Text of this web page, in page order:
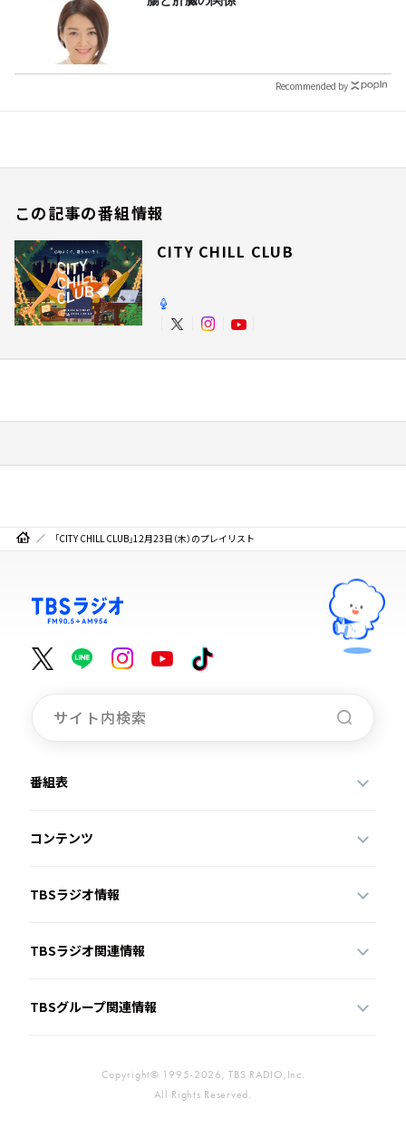
Recommended by
この記事の番組情報
CITY CHILL CLUB
「CITY CHILL CLUB」12月23日（木）のプレイリスト
番組表
コンテンツ
TBSラジオ情報
TBSラジオ関連情報
TBSグループ関連情報
Copyright© 1995-2026, TBS RADIO,Inc.
All Rights Reserved.